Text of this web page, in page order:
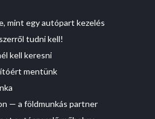
mint egy autópart kezelés
tudni kell!
kell keresni
mentünk
— a földmunkás partner